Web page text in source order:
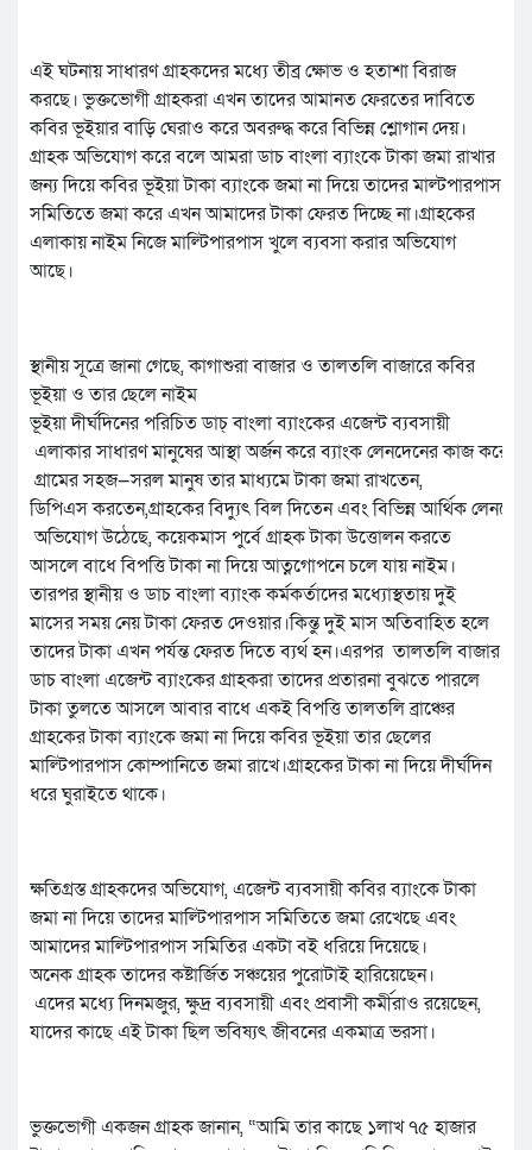
এই ঘটনায় সাধারণ গ্রাহকদের মধ্যে তীব্র ক্ষোভ ও হতাশা বিরাজ
করছে। ভুক্তভোগী গ্রাহকরা এখন তাদের আমানত ফেরতের দাবিতে
কবির ভূইয়ার বাড়ি ঘেরাও করে অবরুদ্ধ করে বিভিন্ন শ্লোগান দেয়।
গ্রাহক অভিযোগ করে বলে আমরা ডাচ বাংলা ব্যাংকে টাকা জমা রাখার
জন্য দিয়ে কবির ভূইয়া টাকা ব্যাংকে জমা না দিয়ে তাদের মাল্টপারপাস
সমিতিতে জমা করে এখন আমাদের টাকা ফেরত দিচ্ছে না।গ্রাহকের
এলাকায় নাইম নিজে মাল্টিপারপাস খুলে ব্যবসা করার অভিযোগ
আছে।
স্থানীয় সূত্রে জানা গেছে, কাগাশুরা বাজার ও তালতলি বাজারে কবির
ভূইয়া ও তার ছেলে নাইম
ভূইয়া দীর্ঘদিনের পরিচিত ডাচ্ বাংলা ব্যাংকের এজেন্ট ব্যবসায়ী
এলাকার সাধারণ মানুষের আস্থা অর্জন করে ব্যাংক লেনদেনের কাজ করে
গ্রামের সহজ—সরল মানুষ তার মাধ্যমে টাকা জমা রাখতেন,
ডিপিএস করতেন,গ্রাহকের বিদ্যুৎ বিল দিতেন এবং বিভিন্ন আর্থিক
অভিযোগ উঠেছে, কয়েকমাস পুর্বে গ্রাহক টাকা উত্তোলন করতে
আসলে বাধে বিপত্তি টাকা না দিয়ে আত্নগোপনে চলে যায় নাইম।
তারপর স্থানীয় ও ডাচ বাংলা ব্যাংক কর্মকর্তাদের মধ্যোস্থতায় দুই
মাসের সময় নেয় টাকা ফেরত দেওয়ার।কিন্তু দুই মাস অতিবাহিত হলে
তাদের টাকা এখন পর্যন্ত ফেরত দিতে ব্যর্থ হন।এরপর তালতলি বাজার
ডাচ বাংলা এজেন্ট ব্যাংকের গ্রাহকরা তাদের প্রতারনা বুঝতে পারলে
টাকা তুলতে আসলে আবার বাধে একই বিপত্তি তালতলি ব্রাঞ্চের
গ্রাহকের টাকা ব্যাংকে জমা না দিয়ে কবির ভূইয়া তার ছেলের
মাল্টিপারপাস কোম্পানিতে জমা রাখে।গ্রাহকের টাকা না দিয়ে দীর্ঘদিন
ধরে ঘুরাইতে থাকে।
ক্ষতিগ্রস্ত গ্রাহকদের অভিযোগ, এজেন্ট ব্যবসায়ী কবির ব্যাংকে টাকা
জমা না দিয়ে তাদের মাল্টিপারপাস সমিতিতে জমা রেখেছে এবং
আমাদের মাল্টিপারপাস সমিতির একটা বই ধরিয়ে দিয়েছে।
অনেক গ্রাহক তাদের কষ্টার্জিত সঞ্চয়ের পুরোটাই হারিয়েছেন।
এদের মধ্যে দিনমজুর, ক্ষুদ্র ব্যবসায়ী এবং প্রবাসী কর্মীরাও রয়েছেন,
যাদের কাছে এই টাকা ছিল ভবিষ্যৎ জীবনের একমাত্র ভরসা।
ভুক্তভোগী একজন গ্রাহক জানান, “আমি তার কাছে ১লাখ ৭৫ হাজার